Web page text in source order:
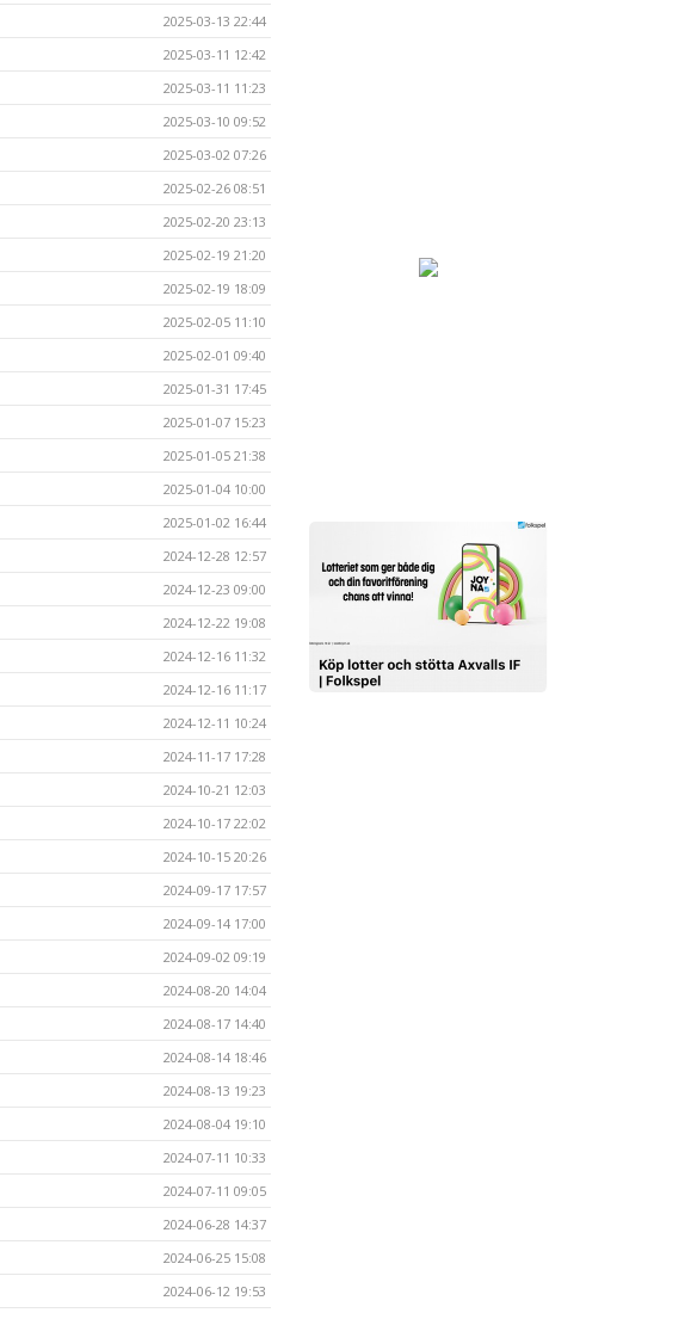
2025-03-13 22:44
2025-03-11 12:42
2025-03-11 11:23
2025-03-10 09:52
2025-03-02 07:26
2025-02-26 08:51
2025-02-20 23:13
2025-02-19 21:20
2025-02-19 18:09
2025-02-05 11:10
2025-02-01 09:40
2025-01-31 17:45
2025-01-07 15:23
2025-01-05 21:38
2025-01-04 10:00
2025-01-02 16:44
2024-12-28 12:57
2024-12-23 09:00
2024-12-22 19:08
2024-12-16 11:32
2024-12-16 11:17
2024-12-11 10:24
2024-11-17 17:28
2024-10-21 12:03
2024-10-17 22:02
2024-10-15 20:26
2024-09-17 17:57
2024-09-14 17:00
2024-09-02 09:19
2024-08-20 14:04
2024-08-17 14:40
2024-08-14 18:46
2024-08-13 19:23
2024-08-04 19:10
2024-07-11 10:33
2024-07-11 09:05
2024-06-28 14:37
2024-06-25 15:08
2024-06-12 19:53